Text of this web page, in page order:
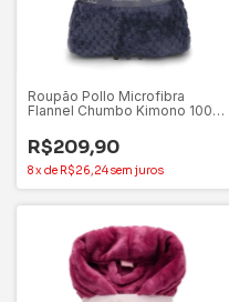
Roupão Pollo Microfibra
Flannel Chumbo Kimono 100%
R$209,90
8x de R$26,24sem juros